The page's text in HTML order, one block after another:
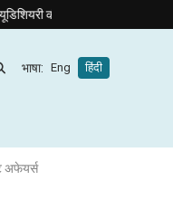
तैयारी अब हिंदी माध्यम में! दृष्टि
भाषा: Eng हिंदी